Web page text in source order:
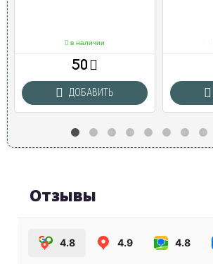
в наличии
50
ДОБАВИТЬ
Отзывы
4.8 4.9 4.8